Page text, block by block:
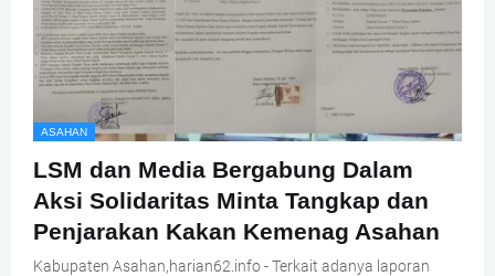
ASAHAN
LSM dan Media Bergabung Dalam
Aksi Solidaritas Minta Tangkap dan
Penjarakan Kakan Kemenag Asahan
Kabupaten Asahan,harian62.info - Terkait adanya laporan